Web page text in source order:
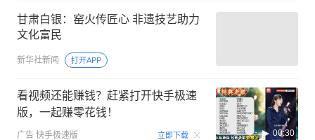
甘肃白银：窑火传匠心 非遗技艺助力
文化富民
新华社新闻 打开APP
看视频还能赚钱？赶紧打开快手极速
版，一起赚零花钱！
广告 快手极速版 立即下载 00:30